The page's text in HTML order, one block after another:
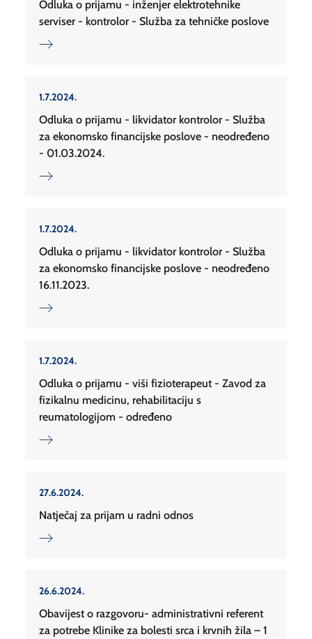
Odluka o prijamu - inženjer elektrotehnike
serviser - kontrolor - Služba za tehničke poslove
1.7.2024.
Odluka o prijamu - likvidator kontrolor - Služba
za ekonomsko financijske poslove - neodređeno
- 01.03.2024.
1.7.2024.
Odluka o prijamu - likvidator kontrolor - Služba
za ekonomsko financijske poslove - neodređeno
16.11.2023.
1.7.2024.
Odluka o prijamu - viši fizioterapeut - Zavod za
fizikalnu medicinu, rehabilitaciju s
reumatologijom - određeno
27.6.2024.
Natječaj za prijam u radni odnos
26.6.2024.
Obavijest o razgovoru- administrativni referent
za potrebe Klinike za bolesti srca i krvnih žila – 1